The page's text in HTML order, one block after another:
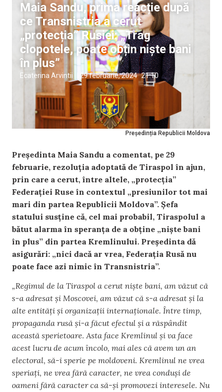
Președinția Republicii Moldova
Maia Sandu, prima reacție după
ce Transnistria a cerut
„protecția” Rusiei: „Trag
clopotele, poate obțin niște bani
în plus”
Ecaterina Arvintii 29 februarie, 2024 21:10
Președinta Maia Sandu a comentat, pe 29
februarie, rezoluția adoptată de Tiraspol în ajun,
prin care a cerut, între altele, „protecția”
Federației Ruse în contextul „presiunilor tot mai
mari din partea Republicii Moldova”. Șefa
statului susține că, cel mai probabil, Tiraspolul a
bătut alarma în speranța de a obține „niște bani
în plus” din partea Kremlinului. Președinta dă
asigurări: „nici dacă ar vrea, Federația Rusă nu
poate face azi nimic în Transnistria”.
„Regimul de la Tiraspol a cerut niște bani, am văzut că
s-a adresat și Moscovei, am văzut că s-a adresat și la
alte entități și organizații internaționale. Între timp,
propaganda rusă și-a făcut efectul și a răspândit
această sperietoare. Asta face Kremlinul și va face
acest lucru de acum încolo, mai ales că avem un an
electoral, să-i sperie pe moldoveni. Kremlinul ne vrea
speriați, ne vrea fără caracter, ne vrea conduși de
oameni fără caracter ca să-și promovezi interesele. Nu